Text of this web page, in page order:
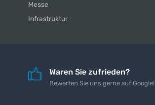
Messe
Infrastruktur
Waren Sie zufrieden?
Bewerten Sie uns gerne auf Google!